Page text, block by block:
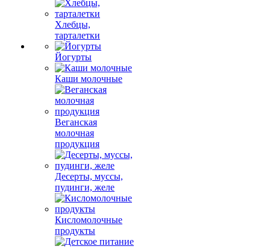
Хлебцы,
тарталетки
Йогурты
Каши молочные
Веганская
молочная
продукция
Десерты, муссы,
пудинги, желе
Кисломолочные
продукты